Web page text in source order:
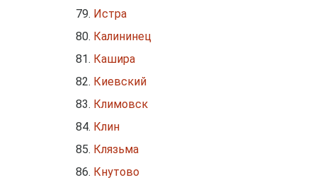
Истра
Калининец
Кашира
Киевский
Климовск
Клин
Клязьма
Кнутово